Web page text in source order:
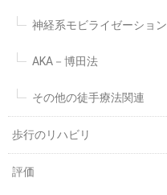
神経系モビライゼーショ
AKA－博田法
その他の徒手療法関連
歩行のリハビリ
評価